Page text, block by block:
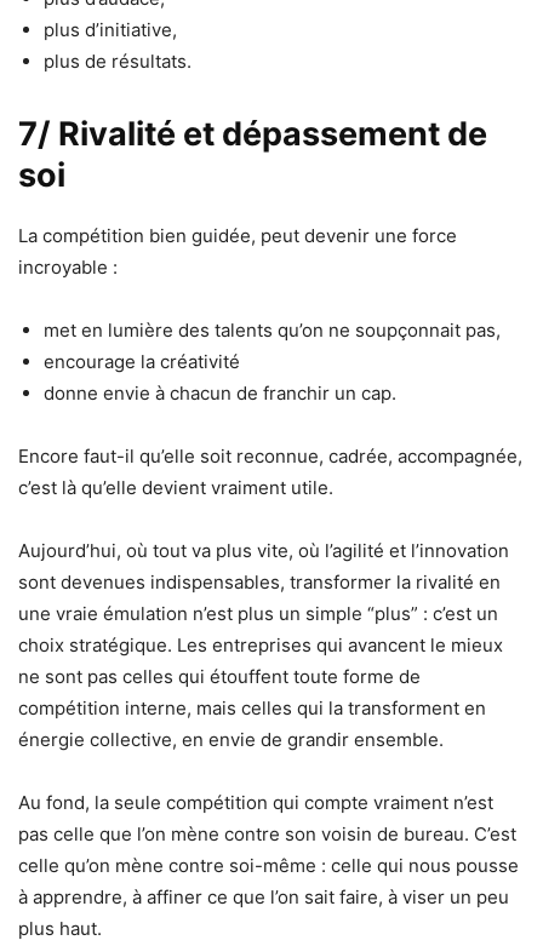
plus d’initiative,
plus de résultats.
7/ Rivalité et dépassement de
soi
La compétition bien guidée, peut devenir une force
incroyable :
met en lumière des talents qu’on ne soupçonnait pas,
encourage la créativité
donne envie à chacun de franchir un cap.
Encore faut-il qu’elle soit reconnue, cadrée, accompagnée,
c’est là qu’elle devient vraiment utile.
Aujourd’hui, où tout va plus vite, où l’agilité et l’innovation
sont devenues indispensables, transformer la rivalité en
une vraie émulation n’est plus un simple “plus” : c’est un
choix stratégique. Les entreprises qui avancent le mieux
ne sont pas celles qui étouffent toute forme de
compétition interne, mais celles qui la transforment en
énergie collective, en envie de grandir ensemble.
Au fond, la seule compétition qui compte vraiment n’est
pas celle que l’on mène contre son voisin de bureau. C’est
celle qu’on mène contre soi-même : celle qui nous pousse
à apprendre, à affiner ce que l’on sait faire, à viser un peu
plus haut.